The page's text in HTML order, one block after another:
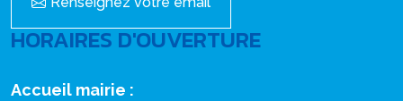
HORAIRES D'OUVERTURE
Accueil mairie :